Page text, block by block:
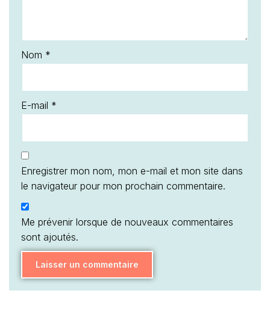
Nom *
E-mail *
Enregistrer mon nom, mon e-mail et mon site dans
le navigateur pour mon prochain commentaire.
Me prévenir lorsque de nouveaux commentaires
sont ajoutés.